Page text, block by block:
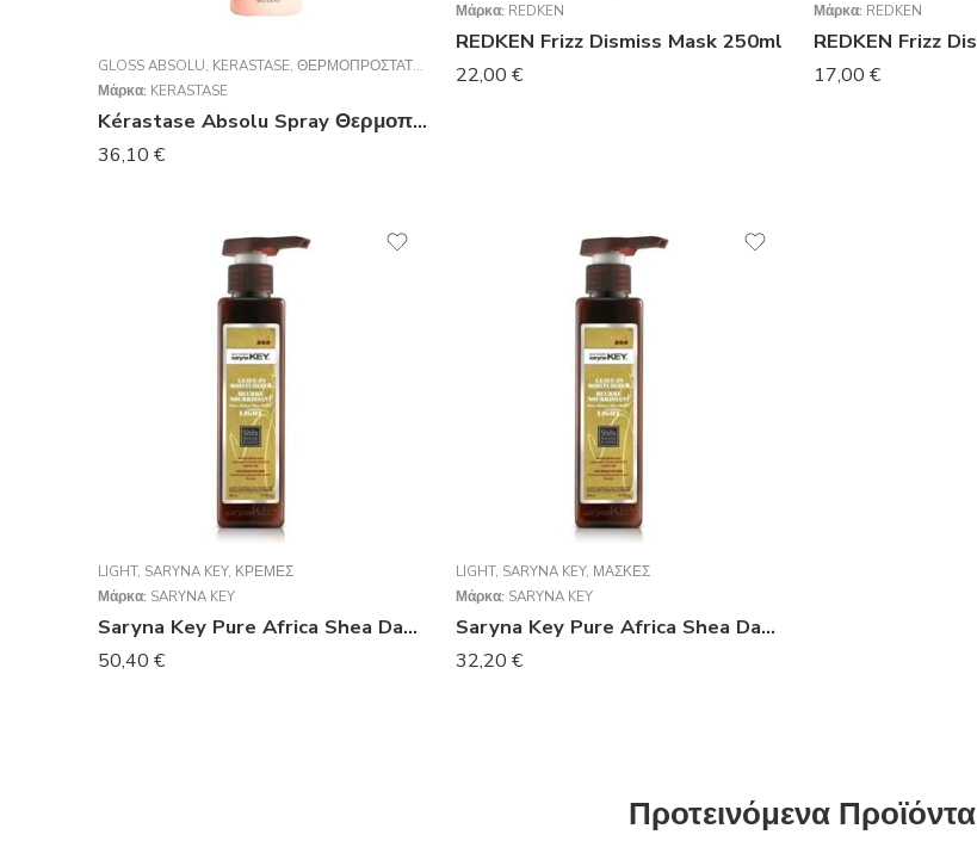
GLOSS ABSOLU, KERASTASE, ΘΕΡΜΟΠΡΟΣΤΑΤΕΥΤΙΚΆ
Μάρκα: KERASTASE
Kérastase Absolu Spray Θερμοπροστασίας Μαλλιών κατά του Φριζαρίσματος 190ml
36,10 €
Μάρκα: REDKEN
REDKEN Frizz Dismiss Mask 250ml
22,00 €
Μάρκα: REDKEN
17,00 €
LIGHT, SARYNA KEY, ΚΡΈΜΕΣ
Μάρκα: SARYNA KEY
Saryna Key Pure Africa Shea Damage Repair Light Cream 500ml
50,40 €
LIGHT, SARYNA KEY, ΜΆΣΚΕΣ
Μάρκα: SARYNA KEY
Saryna Key Pure Africa Shea Damage Repair Light Cream 300ml
32,20 €
Προτεινόμενα Προϊόντα